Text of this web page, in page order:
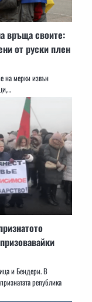
връща своите:
от руски плен
на мерки извън
и Бендери. В
република